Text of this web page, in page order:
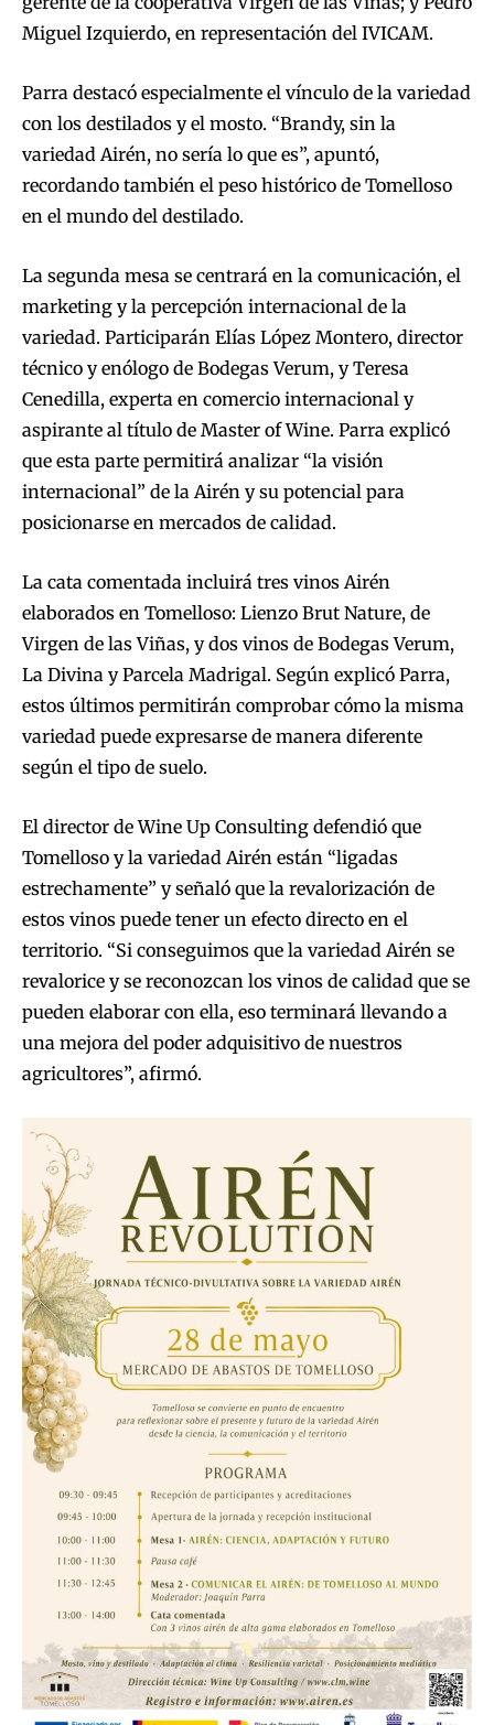
Miguel Izquierdo, en representación del IVICAM.
Parra destacó especialmente el vínculo de la variedad
con los destilados y el mosto. “Brandy, sin la
variedad Airén, no sería lo que es”, apuntó,
recordando también el peso histórico de Tomelloso
en el mundo del destilado.
La segunda mesa se centrará en la comunicación, el
marketing y la percepción internacional de la
variedad. Participarán Elías López Montero, director
técnico y enólogo de Bodegas Verum, y Teresa
Cenedilla, experta en comercio internacional y
aspirante al título de Master of Wine. Parra explicó
que esta parte permitirá analizar “la visión
internacional” de la Airén y su potencial para
posicionarse en mercados de calidad.
La cata comentada incluirá tres vinos Airén
elaborados en Tomelloso: Lienzo Brut Nature, de
Virgen de las Viñas, y dos vinos de Bodegas Verum,
La Divina y Parcela Madrigal. Según explicó Parra,
estos últimos permitirán comprobar cómo la misma
variedad puede expresarse de manera diferente
según el tipo de suelo.
El director de Wine Up Consulting defendió que
Tomelloso y la variedad Airén están “ligadas
estrechamente” y señaló que la revalorización de
estos vinos puede tener un efecto directo en el
territorio. “Si conseguimos que la variedad Airén se
revalorice y se reconozcan los vinos de calidad que se
pueden elaborar con ella, eso terminará llevando a
una mejora del poder adquisitivo de nuestros
agricultores”, afirmó.